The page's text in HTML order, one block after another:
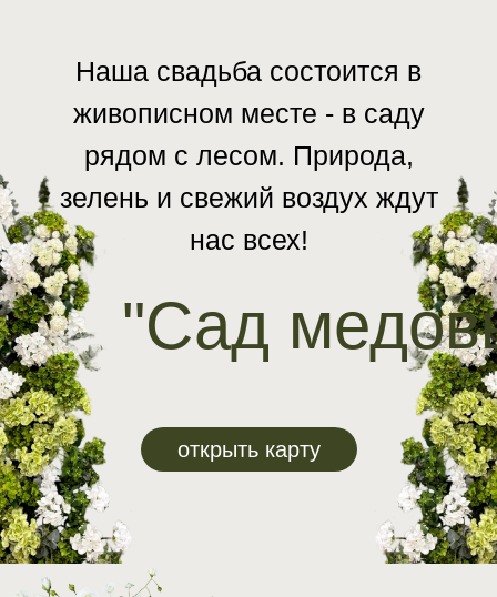
Наша свадьба состоится в
живописном месте - в саду
рядом с лесом. Природа,
зелень и свежий воздух ждут
нас всех!
"Сад
открыть карту